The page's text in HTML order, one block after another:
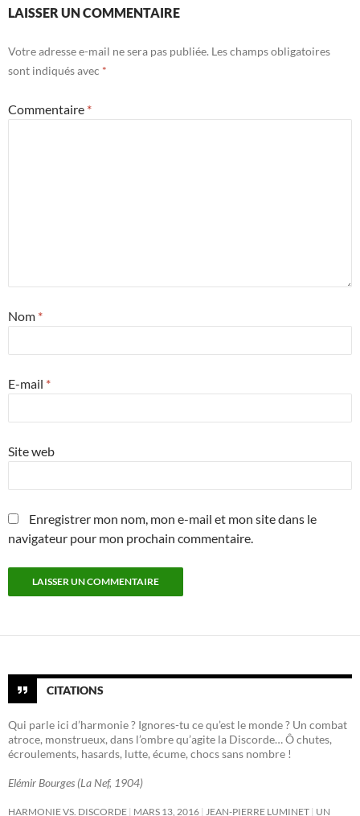
LAISSER UN COMMENTAIRE
Votre adresse e-mail ne sera pas publiée. Les champs obligatoires
sont indiqués avec *
Commentaire *
Nom *
E-mail *
Site web
Enregistrer mon nom, mon e-mail et mon site dans le
navigateur pour mon prochain commentaire.
CITATIONS
Qui parle ici d’harmonie ? Ignores-tu ce qu’est le monde ? Un combat
atroce, monstrueux, dans l’ombre qu’agite la Discorde… Ô chutes,
écroulements, hasards, lutte, écume, chocs sans nombre !
Elémir Bourges (La Nef, 1904)
HARMONIE VS. DISCORDE MARS 13, 2016 JEAN-PIERRE LUMINET UN